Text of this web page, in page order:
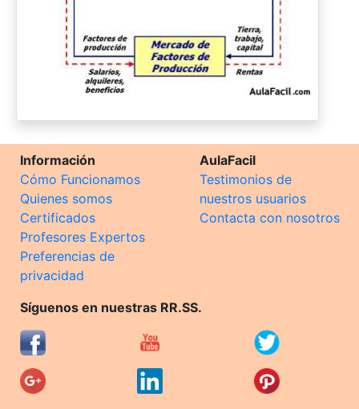
Información
Cómo Funcionamos
Quienes somos
Certificados
Profesores Expertos
Preferencias de
privacidad
AulaFacil
Testimonios de
nuestros usuarios
Contacta con nosotros
Síguenos en nuestras RR.SS.